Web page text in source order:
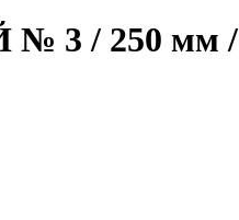
№ 3 / 250 мм /